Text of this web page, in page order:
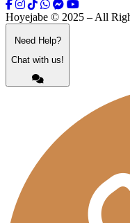
Hoyejabe © 2025 – All
Need Help?
Chat with us!